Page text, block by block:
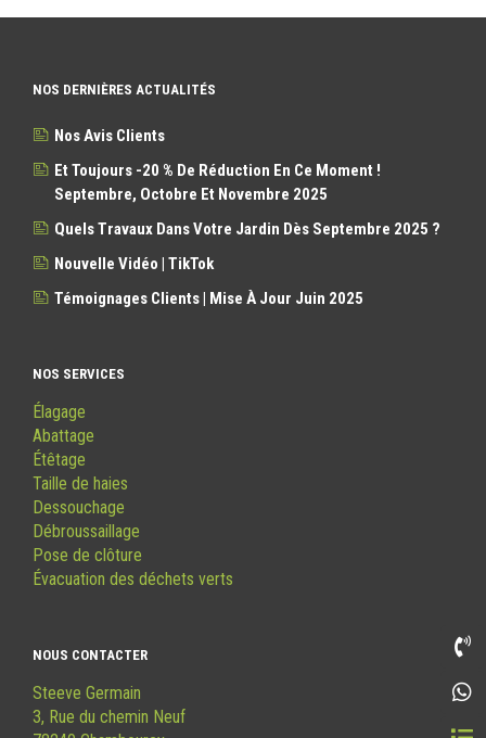
NOS DERNIÈRES ACTUALITÉS
Nos Avis Clients
Et Toujours -20 % De Réduction En Ce Moment !
Septembre, Octobre Et Novembre 2025
Quels Travaux Dans Votre Jardin Dès Septembre 2025 ?
Nouvelle Vidéo | TikTok
Témoignages Clients | Mise À Jour Juin 2025
NOS SERVICES
Élagage
Abattage
Étêtage
Taille de haies
Dessouchage
Débroussaillage
Pose de clôture
Évacuation des déchets verts
NOUS CONTACTER
Steeve Germain
3, Rue du chemin Neuf